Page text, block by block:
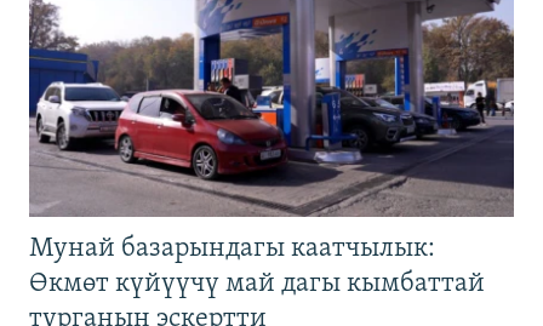
Мунай базарындагы каатчылык:
Өкмөт күйүүчү май дагы кымбаттай
турганын эскертти